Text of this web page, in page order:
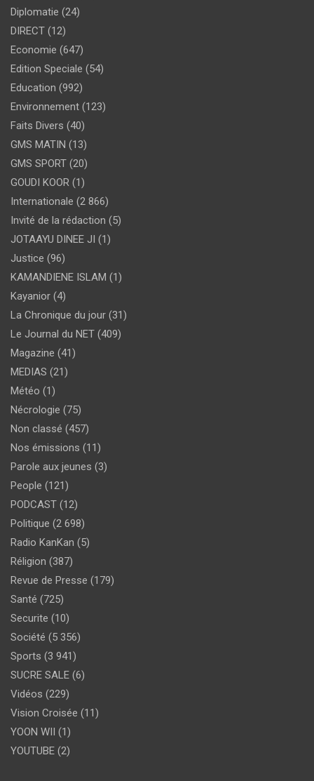
Diplomatie (24)
DIRECT (12)
Economie (647)
Edition Speciale (54)
Education (992)
Environnement (123)
Faits Divers (40)
GMS MATIN (13)
GMS SPORT (20)
GOUDI KOOR (1)
Internationale (2 866)
Invité de la rédaction (5)
JOTAAYU DINEE JI (1)
Justice (96)
KAMANDIENE ISLAM (1)
Kayanior (4)
La Chronique du jour (31)
Le Journal du NET (409)
Magazine (41)
MEDIAS (21)
Météo (1)
Nécrologie (75)
Non classé (457)
Nos émissions (11)
Parole aux jeunes (3)
People (121)
PODCAST (12)
Politique (2 698)
Radio KanKan (5)
Réligion (387)
Revue de Presse (179)
Santé (725)
Securite (10)
Société (5 356)
Sports (3 941)
SUCRE SALE (6)
Vidéos (229)
Vision Croisée (11)
YOON WII (1)
YOUTUBE (2)